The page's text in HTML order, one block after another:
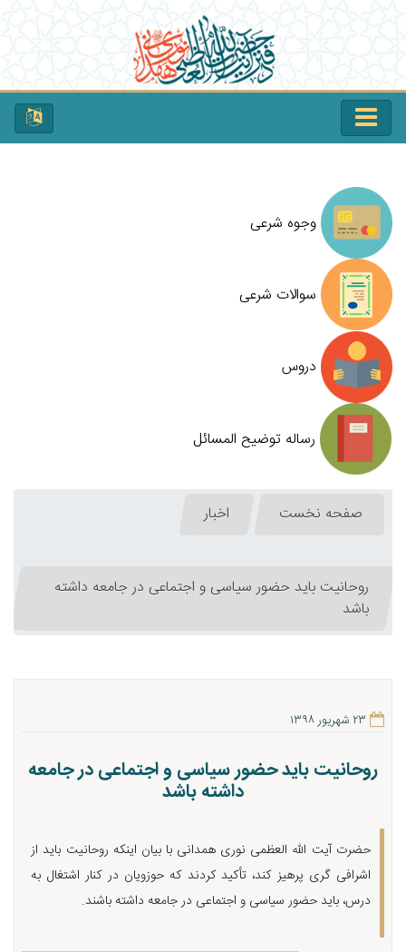
وجوه شرعی
سوالات شرعی
دروس
رساله توضیح المسائل
صفحه نخست اخبار
روحانیت باید حضور سیاسی و اجتماعی در جامعه داشته
باشد
۲۳ شهریور ۱۳۹۸
روحانیت باید حضور سیاسی و اجتماعی در جامعه
داشته باشد
حضرت آیت الله العظمی نوری همدانی با بیان اینکه روحانیت باید از
اشرافی گری پرهیز کند، تأکید کردند که حوزویان در کنار اشتغال به
درس، باید حضور سیاسی و اجتماعی در جامعه داشته باشند.